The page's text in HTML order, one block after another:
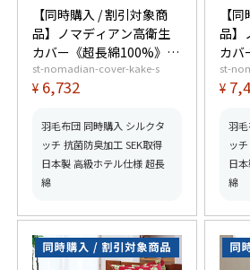
【同時購入 / 割引対象商
品】ノマディアン高衛生
カバー《超長綿100%》掛
けふとん用 シングル
st-nomadian-cover-kake-s
¥ 6,732
羽毛布団 同時購入 シルクタ
ッチ 抗菌防臭加工 SEK取得
日本製 高級ホテル仕様 超長
綿
【
品】
カバ
けふ
st-
¥
羽
ッ
日
綿